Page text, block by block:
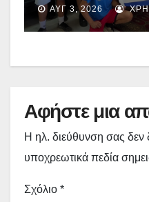
(εικόνες +
ΑΥΓ 3, 2026
Αφήστε μια
Η ηλ. διεύθυνση σας δεν
υποχρεωτικά πεδία
Σχόλιο *